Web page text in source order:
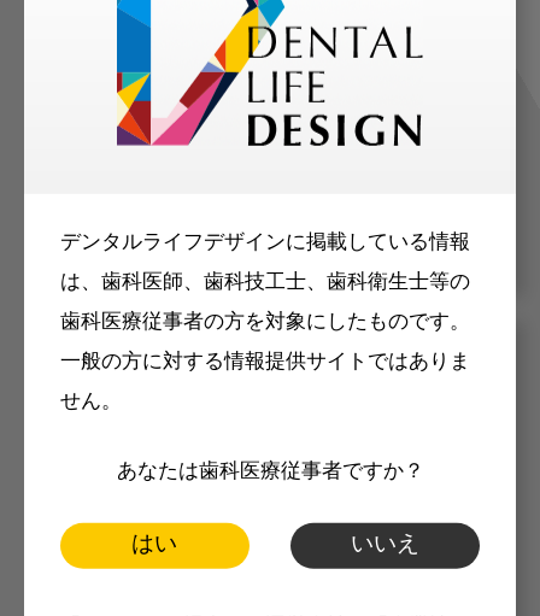
デンタルライフデザインに掲載している情報
は、歯科医師、歯科技工士、歯科衛生士等の
歯科医療従事者の方を対象にしたものです。
一般の方に対する情報提供サイトではありま
せん。
あなたは歯科医療従事者ですか？
はい いいえ
ご登録いただいた職種（歯科医師、歯
科衛生士、歯科技工士）に合わせた内
容のメールマガジンをお届けします。
メリット